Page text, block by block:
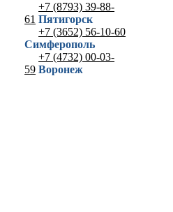
+7 (8793) 39-88-
61 Пятигорск
+7 (3652) 56-10-60
Симферополь
+7 (4732) 00-03-
59 Воронеж